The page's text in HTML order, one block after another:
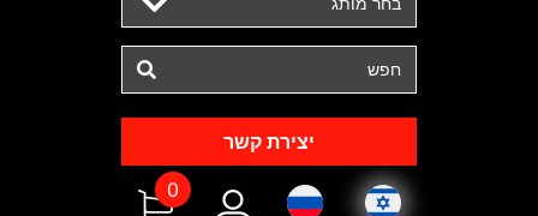
יצירת קשר
0